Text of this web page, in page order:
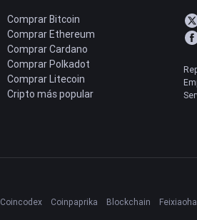
Comprar Bitcoin
Comprar Ethereum
Comprar Cardano
Comprar Polkadot
Comprar Litecoin
Cripto más popular
Coincodex Coinpaprika Blockchain